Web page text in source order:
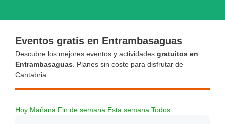
Eventos gratis en Entrambasaguas
Descubre los mejores eventos y actividades gratuitos en
Entrambasaguas . Planes sin coste para disfrutar de
Cantabria.
Hoy Mañana Fin de semana Esta semana Todos